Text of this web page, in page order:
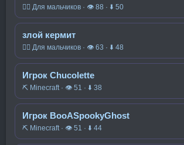
🧍‍♂️ Для мальчиков · 👁 88 · ⬇ 50
злой кермит
🧍‍♂️ Для мальчиков · 👁 63 · ⬇ 48
Игрок Chucolette
⛏️ Minecraft · 👁 51 · ⬇ 38
Игрок BooASpookyGhost
⛏️ Minecraft · 👁 51 · ⬇ 44